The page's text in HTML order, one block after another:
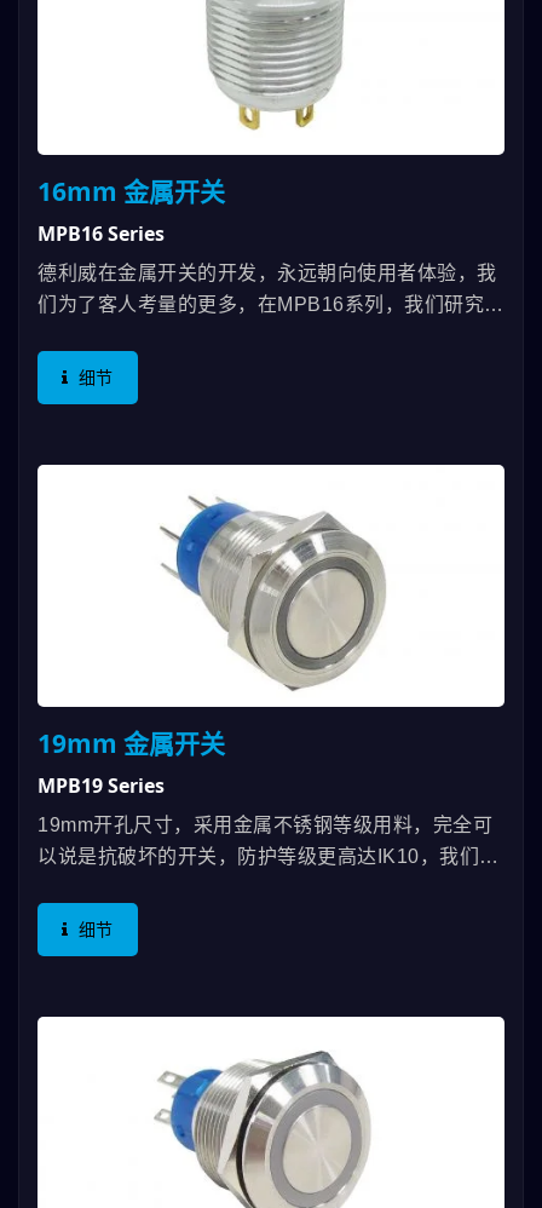
16mm 金属开关
MPB16 Series
德利威在金属开关的开发，永远朝向使用者体验，我
们为了客人考量的更多，在MPB16系列，我们研究手
学考量在开关设计上，即使使用者留着指甲来操作开
关，也不会造成干涉、不舒服的情形；在作动施力曲
点，不会产生误触或未触发的情形。另外，在结构设
计上的功夫，让这颗产品是市场上最短小的开关，让
客户的机构设计者，减少些许困扰；虽然如此精致，
却能让电气规格达到2A的使用。
细节
19mm 金属开关
MPB19 Series
19mm开孔尺寸，采用金属不锈钢等级用料，完全可
以说是抗破坏的开关，防护等级更高达IK10，我们有
的现象产生；开关正面防水等级达IP67，明确的保护
金属开关周围不会渗水进入机构里面。 德利威金属
气规格方面可耐5A，作动在3A/250VAC，已可以满
有另一个大电流开关-MW系列可以供使用者选用。
细节